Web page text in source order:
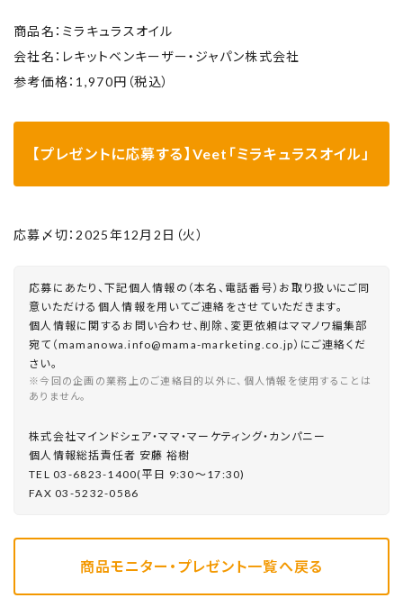
商品名：ミラキュラスオイル
会社名：レキットベンキーザー・ジャパン株式会社
参考価格：1,970円（税込）
【プレゼントに応募する】Veet「ミラキュラスオイル」
応募〆切：2025年12月2日（火）
応募にあたり、下記個人情報の（本名、電話番号）お取り扱いにご同
意いただける個人情報を用いてご連絡をさせていただきます。
個人情報に関するお問い合わせ、削除、変更依頼はママノワ編集部
宛て（mamanowa.info@mama-marketing.co.jp）にご連絡くだ
さい。
※今回の企画の業務上のご連絡目的以外に、個人情報を使用することは
ありません。
株式会社マインドシェア・ママ・マーケティング・カンパニー
個⼈情報総括責任者 安藤 裕樹
TEL 03-6823-1400(平⽇ 9:30〜17:30)
FAX 03-5232-0586
商品モニター・プレゼント一覧へ戻る